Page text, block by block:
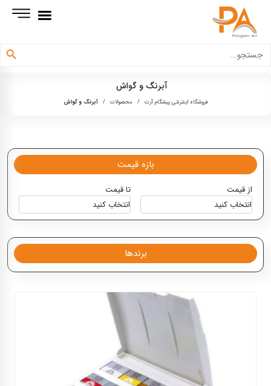
برای:
دکمه جستجو
آبرنگ و گواش
فروشگاه اینترنتی پیشگام آرت / محصولات / آبرنگ و گواش
بازه قیمت
از قیمت تا قیمت
برندها
سنت پترزبورگ